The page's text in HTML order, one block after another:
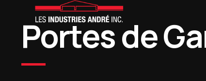
Coupe-feu
Portes de